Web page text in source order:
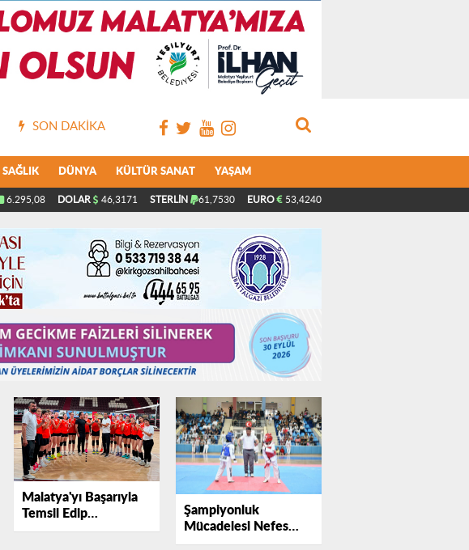
SON DAKIKA
SAĞLIK DÜNYA KÜLTÜR SANAT YAŞAM
6.295,08 DOLAR 46,3171 STERLİN 61,7530 EURO 53,4240
Malatya'yı Başarıyla
Temsil Edip
Gururumuz Oldular
Şampiyonluk
Mücadelesi Nefes
Kesti: Minikler